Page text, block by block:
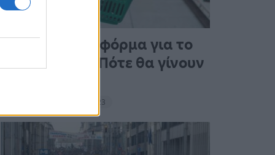
Άνοιξε η πλατφόρμα για το
Market Pass – Πότε θα γίνουν
15:13 - 15 Σεπτεμβρίου 2023